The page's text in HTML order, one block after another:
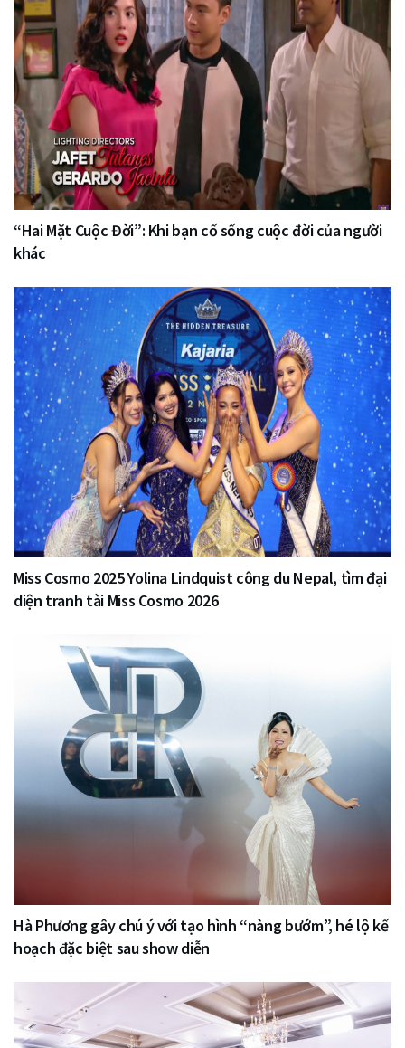
“Hai Mặt Cuộc Đời”: Khi bạn cố sống cuộc đời của người
khác
Miss Cosmo 2025 Yolina Lindquist công du Nepal, tìm đại
diện tranh tài Miss Cosmo 2026
Hà Phương gây chú ý với tạo hình “nàng bướm”, hé lộ kế
hoạch đặc biệt sau show diễn